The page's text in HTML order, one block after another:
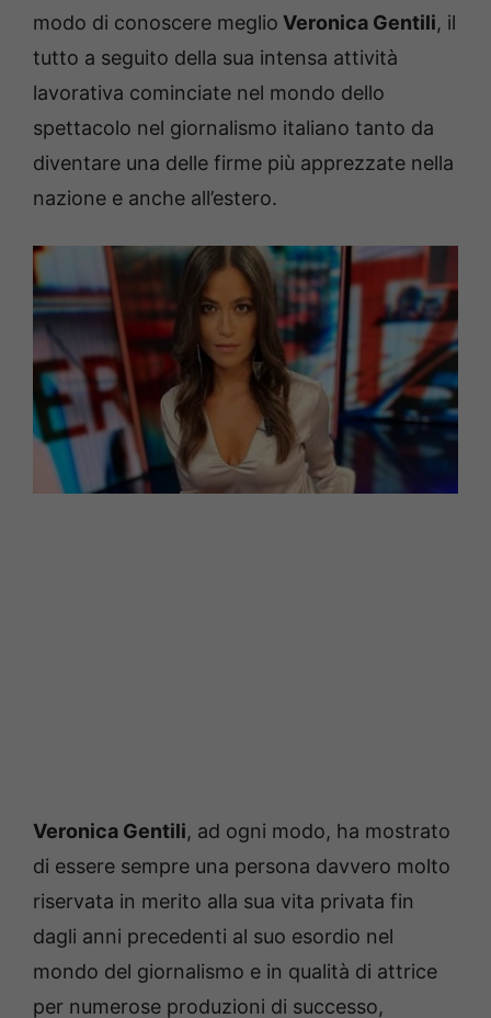
modo di conoscere meglio Veronica Gentili, il
tutto a seguito della sua intensa attività
lavorativa cominciate nel mondo dello
spettacolo nel giornalismo italiano tanto da
diventare una delle firme più apprezzate nella
nazione e anche all’estero.
Veronica Gentili, ad ogni modo, ha mostrato
di essere sempre una persona davvero molto
riservata in merito alla sua vita privata fin
dagli anni precedenti al suo esordio nel
mondo del giornalismo e in qualità di attrice
per numerose produzioni di successo,